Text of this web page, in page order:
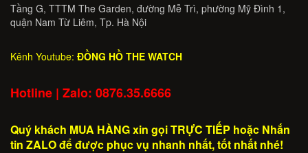
Tầng G, TTTM The Garden, đường Mễ Trì, phường Mỹ Đình 1,
quận Nam Từ Liêm, Tp. Hà Nội
Kênh Youtube: ĐỒNG HỒ THE WATCH
Hotline | Zalo: 0876.35.6666
Quý khách MUA HÀNG xin gọi TRỰC TIẾP hoặc Nhắn
tin ZALO để được phục vụ nhanh nhất, tốt nhất nhé!